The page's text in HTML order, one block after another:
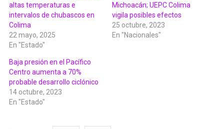
altas temperaturas e
intervalos de chubascos en
Colima
22 mayo, 2025
En "Estado"
Michoacán; UEPC Colima
vigila posibles efectos
25 octubre, 2023
En "Nacionales"
Baja presión en el Pacífico
Centro aumenta a 70%
probable desarrollo ciclónico
14 octubre, 2023
En "Estado"